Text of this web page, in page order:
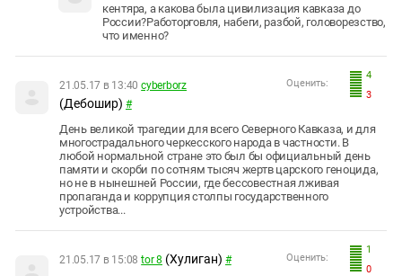
кентяра, а какова была цивилизация кавказа до
России?Работорговля, набеги, разбой, головорезство,
что именно?
4
3
Оценить:
21.05.17 в 13:40 cyberborz
(Дебошир) #
День великой трагедии для всего Северного Кавказа, и для
многострадального черкесского народа в частности. В
любой нормальной стране это был бы официальный день
памяти и скорби по сотням тысяч жертв царского геноцида,
но не в нынешней России, где бессовестная лживая
пропаганда и коррупция столпы государственного
устройства...
1
0
Оценить:
21.05.17 в 15:08 tor 8 (Хулиган) #